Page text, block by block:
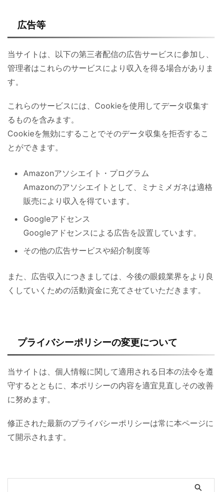
広告等
当サイトは、以下の第三者配信の広告サービスに参加し、
管理者はこれらのサービスにより収入を得る場合がありま
す。
これらのサービスには、Cookieを使用してデータ収集す
るものを含みます。
Cookieを無効にすることでそのデータ収集を拒否するこ
とができます。
Amazonアソシエイト・プログラム
Amazonのアソシエイトとして、ミナミメガネは適格
販売により収入を得ています。
Googleアドセンス
Googleアドセンスによる広告を設置しています。
その他の広告サービスや紹介制度等
また、広告収入につきましては、今後の眼鏡業界をより良
くしていくための活動資金に充てさせていただきます。
プライバシーポリシーの変更について
当サイトは、個人情報に関して適用される日本の法令を遵
守するとともに、本ポリシーの内容を適宜見直しその改善
に努めます。
修正された最新のプライバシーポリシーは常に本ページに
て開示されます。